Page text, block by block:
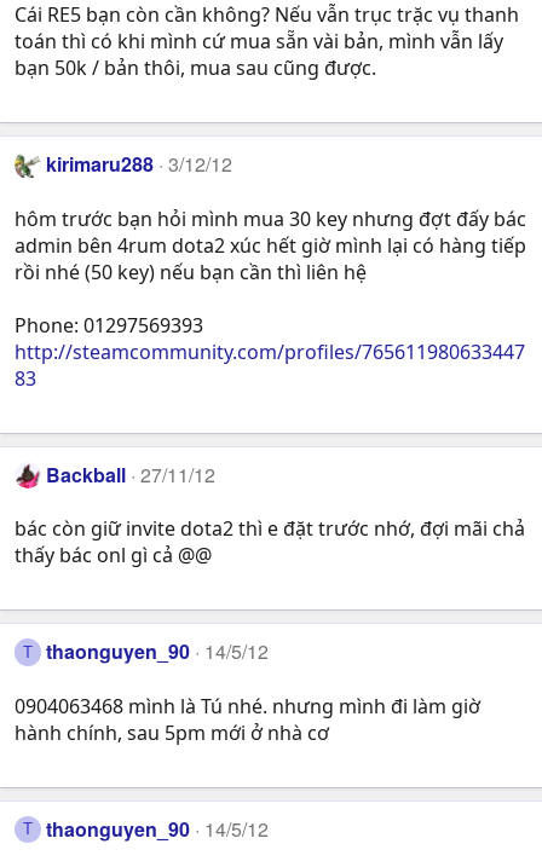
Cái RE5 bạn còn cần không? Nếu vẫn trục trặc vụ thanh
toán thì có khi mình cứ mua sẵn vài bản, mình vẫn lấy
bạn 50k / bản thôi, mua sau cũng được.
kirimaru288 3/12/12
hôm trước bạn hỏi mình mua 30 key nhưng đợt đấy bác
admin bên 4rum dota2 xúc hết giờ mình lại có hàng tiếp
rồi nhé (50 key) nếu bạn cần thì liên hệ
Phone: 01297569393
http://steamcommunity.com/profiles/765611980633447
83
Backball 27/11/12
bác còn giữ invite dota2 thì e đặt trước nhớ, đợi mãi chả
thấy bác onl gì cả @@
T thaonguyen_90 14/5/12
0904063468 mình là Tú nhé. nhưng mình đi làm giờ
hành chính, sau 5pm mới ở nhà cơ
T thaonguyen_90 14/5/12